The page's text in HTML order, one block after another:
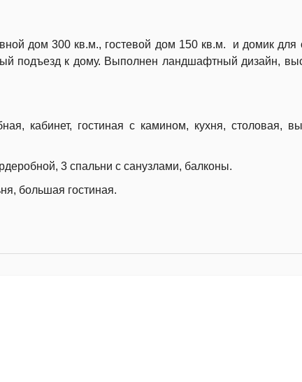
дом 300 кв.м., гостевой дом 150 кв.м. и домик для
подъезд к дому. Выполнен ландшафтный дизайн,
кабинет, гостиная с камином, кухня, столовая,
3 спальни с санузлами, балконы.
большая гостиная.